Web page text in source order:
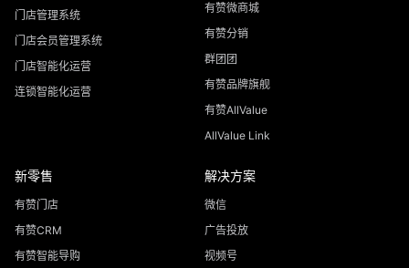
门店管理系统
门店会员管理系统
门店智能化运营
连锁智能化运营
有赞微商城
有赞分销
群团团
有赞品牌旗舰
有赞AllValue
AllValue Link
新零售
有赞门店
有赞CRM
有赞智能导购
解决方案
微信
广告投放
视频号